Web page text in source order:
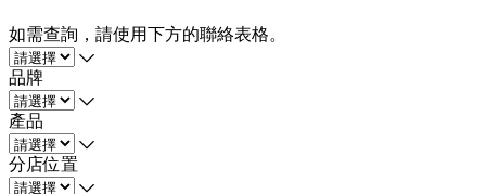
如需查詢，請使用下方的聯絡表格。
品牌
產品
分店位置